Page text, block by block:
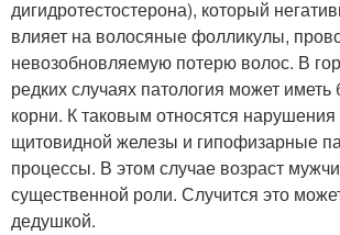
дигидротестостерона), который
влияет на волосяные фолликулы,
невозобновляемую потерю волос. В
редких случаях патология может иметь
корни. К таковым относятся
щитовидной железы и гипофизарные
процессы. В этом случае возраст
существенной роли. Случится это
дедушкой.